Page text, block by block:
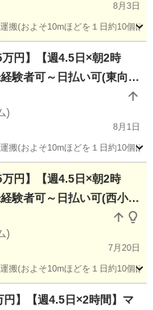
8月3日
搬(およそ10mほどを１日約10個
万円】【週4.5日×朝2時
験者可～日払い可(東向島
)
8月1日
搬(およそ10mほどを１日約10個
万円】【週4.5日×朝2時
験者可～日払い可(西小
)
7月20日
搬(およそ10mほどを１日約10個
円】【週4.5日×2時間】マ